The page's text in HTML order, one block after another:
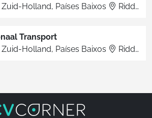
Zuid-Holland, Países Baixos Ridderkerk
Transport
Zuid-Holland, Países Baixos Ridderkerk